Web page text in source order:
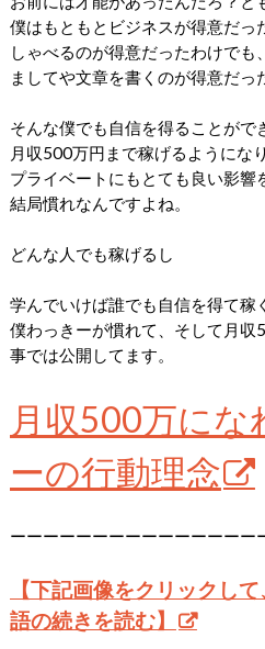
僕はもともとビジネスが得意だっ
しゃべるのが得意だったわけでも、
ましてや文章を書くのが得意だっ
そんな僕でも自信を得ることがで
月収500万円まで稼げるようにな
プライベートにもとても良い影響
結局慣れなんですよね。
どんな人でも稼げるし
学んでいけば誰でも自信を得て稼
僕わっきーが慣れて、そして月
事では公開してます。
月収500万にな
ーの行動理念
ーーーーーーーーーーーーーーー
【下記画像をクリックし
語の続きを読む】